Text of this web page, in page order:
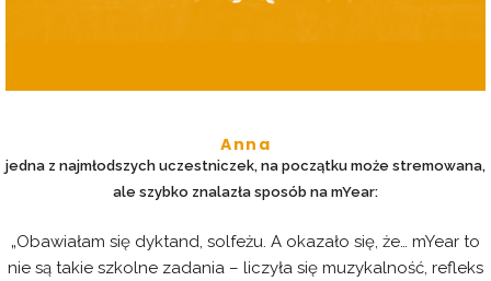
Anna
jedna z najmłodszych uczestniczek, na początku może stremowana,
ale szybko znalazła sposób na mYear:
„Obawiałam się dyktand, solfeżu. A okazało się, że… mYear to
nie są takie szkolne zadania – liczyła się muzykalność, refleks